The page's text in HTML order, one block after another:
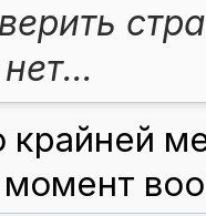
крайней